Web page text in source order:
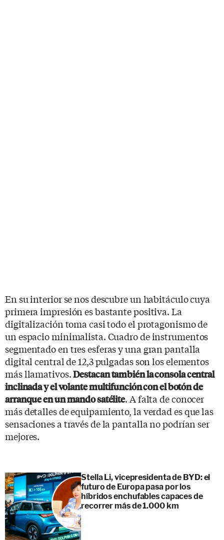
En su interior se nos descubre un habitáculo cuya
primera impresión es bastante positiva. La
digitalización toma casi todo el protagonismo de
un espacio minimalista. Cuadro de instrumentos
segmentado en tres esferas y una gran pantalla
digital central de 12,3 pulgadas son los elementos
más llamativos.Destacan también la consola central
inclinada y el volante multifunción con el botón de
arranque en un mando satélite. A falta de conocer
más detalles de equipamiento, la verdad es que las
sensaciones a través de la pantalla no podrían ser
mejores.
Stella Li, vicepresidenta de BYD: el
futuro de Europa pasa por los
híbridos enchufables capaces de
recorrer más de 1.000 km